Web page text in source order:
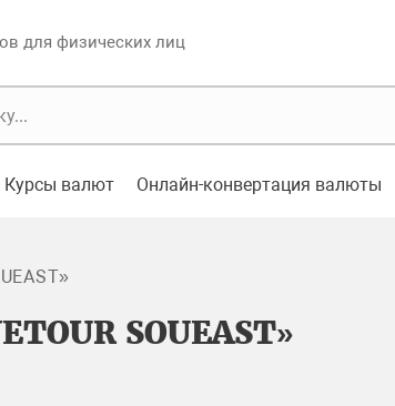
для физических лиц
Курсы валют Онлайн-конвертация валюты
SOUEAST»